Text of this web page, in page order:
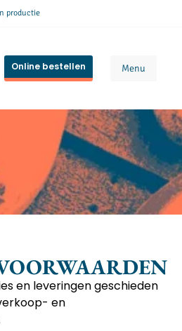
productie
Online bestellen Menu
en leveringen geschieden
en